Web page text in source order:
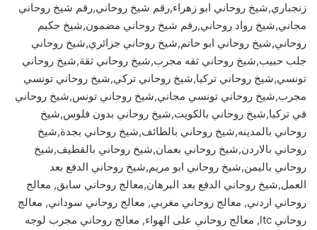
زنجباري,شيخ روحاني ابو زهراء,رقم شيخ روحاني,رقم شيخ روحاني
مجاني,شيخ رواد روحاني,رقم شيخ روحاني مضمون,شيخ حكيم
روحاني,شيخ روحاني ابو حاتم,شيخ روحاني جزائري,شيخ روحاني
جلب حبيب,شيخ روحاني ثقه مجرب,شيخ روحاني ثقة,شيخ روحاني
تونسي,شيخ روحاني تركيا,شيخ روحاني تركي,شيخ روحاني تونسي
مجرب,شيخ روحاني تونسي مجاني,شيخ روحاني تونس,شيخ روحاني
في تركيا,شيخ روحاني بالكويت,شيخ روحاني بدون فلوس,شيخ
روحاني بالمدينه,شيخ روحاني بالطائف,شيخ روحاني بجدة,شيخ
روحاني بالاردن,شيخ روحاني بعمان,شيخ روحاني بالقطيف,شيخ
روحاني باليمن,شيخ روحاني ابو مريم,شيخ روحاني الدفع بعد
العمل,شيخ روحاني الدفع بعد البرهان,معالج روحاني سابق, معالج
روحاني اردني, معالج روحاني مغربي, معالج روحاني سوداني, معالج
روحاني ltc, معالج روحاني على الهواء, معالج روحاني مجرب لوجه